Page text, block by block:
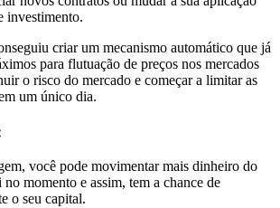
investimento.
criar um mecanismo automático que já
para flutuação de preços nos mercados
o risco do mercado e começar a limitar as
um único dia.
você pode movimentar mais dinheiro do
no momento e assim, tem a chance de
o seu capital.